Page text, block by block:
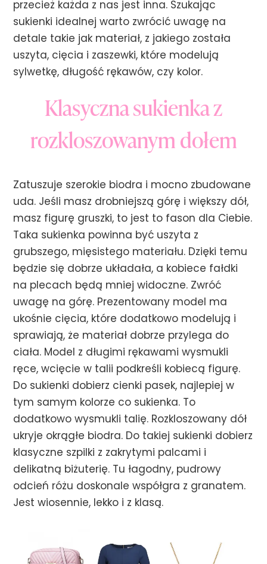
przecież każda z nas jest inna. Szukając
sukienki idealnej warto zwrócić uwagę na
detale takie jak materiał, z jakiego została
uszyta, cięcia i zaszewki, które modelują
sylwetkę, długość rękawów, czy kolor.
Klasyczna sukienka z
rozkloszowanym dołem
Zatuszuje szerokie biodra i mocno zbudowane
uda. Jeśli masz drobniejszą górę i większy dół,
masz figurę gruszki, to jest to fason dla Ciebie.
Taka sukienka powinna być uszyta z
grubszego, mięsistego materiału. Dzięki temu
będzie się dobrze układała, a kobiece fałdki
na plecach będą mniej widoczne. Zwróć
uwagę na górę. Prezentowany model ma
ukośnie cięcia, które dodatkowo modelują i
sprawiają, że materiał dobrze przylega do
ciała. Model z długimi rękawami wysmukli
ręce, wcięcie w talii podkreśli kobiecą figurę.
Do sukienki dobierz cienki pasek, najlepiej w
tym samym kolorze co sukienka. To
dodatkowo wysmukli talię. Rozkloszowany dół
ukryje okrągłe biodra. Do takiej sukienki dobierz
klasyczne szpilki z zakrytymi palcami i
delikatną biżuterię. Tu łagodny, pudrowy
odcień różu doskonale współgra z granatem.
Jest wiosennie, lekko i z klasą.